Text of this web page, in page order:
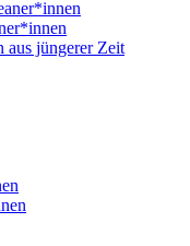
aus jüngerer Zeit